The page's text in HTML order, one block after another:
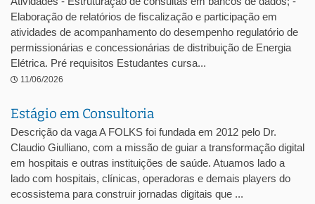
Elaboração de relatórios de fiscalização e participação em
atividades de acompanhamento do desempenho regulatório de
permissionárias e concessionárias de distribuição de Energia
Elétrica. Pré requisitos Estudantes cursa...
11/06/2026
Estágio em Consultoria
Descrição da vaga A FOLKS foi fundada em 2012 pelo Dr.
Claudio Giulliano, com a missão de guiar a transformação digital
em hospitais e outras instituições de saúde. Atuamos lado a
lado com hospitais, clínicas, operadoras e demais players do
ecossistema para construir jornadas digitais que ...